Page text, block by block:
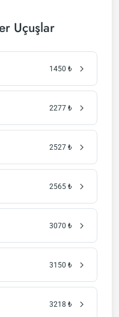
Uçuşlar
1450 ₺
2277 ₺
2527 ₺
2565 ₺
3070 ₺
3150 ₺
3218 ₺